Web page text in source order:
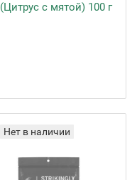
(Цитрус с мятой) 100 г
Нет в наличии